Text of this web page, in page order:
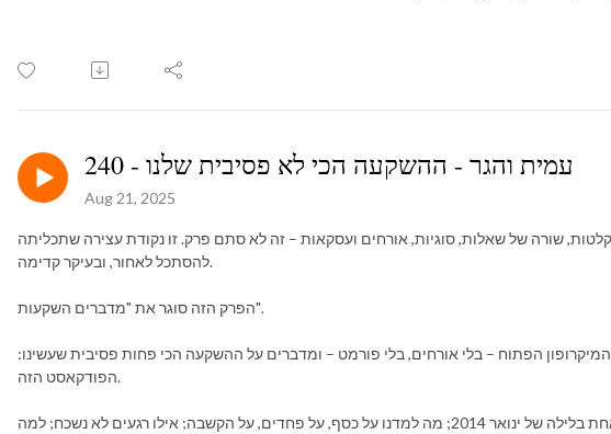
עמית והגר - ההשקעה הכי לא פסיבית שלנו - 240
Aug 21, 2025
פרקים, 4 שנות הקלטות, שורה של שאלות, סוגיות, אורחים ועסקאות – זה לא סתם פרק. זו נקודת עצירה שתכליתה
להסתכל לאחור, ובעיקר קדימה.
הפרק הזה סוגר את "מדברים השקעות".
הפתוח – בלי אורחים, בלי פורמט – ומדברים על ההשקעה הכי פחות פסיבית שעשינו:
הפודקאסט הזה.
איך הכול התחיל משאלה אחת בלילה של ינואר 2014; מה למדנו על כסף, על פחדים, על הקשבה; אילו רגעים לא נשכח; למה